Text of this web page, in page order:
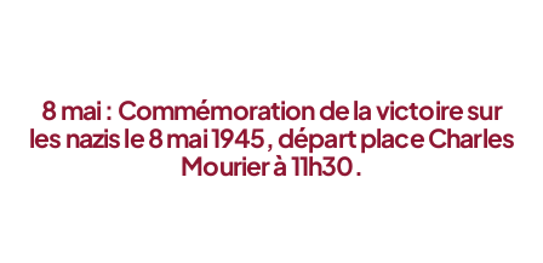
8 mai : Commémoration de la victoire sur
les nazis le 8 mai 1945, départ place Charles
Mourier à 11h30.